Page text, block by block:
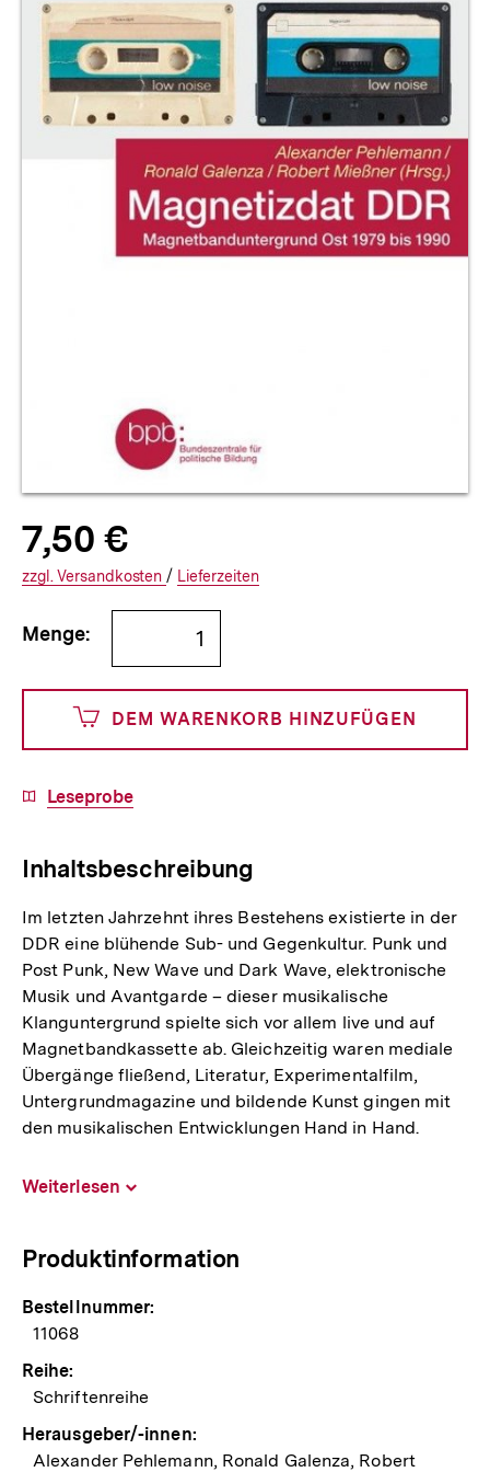
Allgemeine
Informationen
Produktpreis:
7,50 €7
€
750
Cents
zuzüglich
Versandkosten
Interner
Informationen
den
zzgl. zuzüglichen
Versandkosten/ Interner
Informationen
Lieferzeiten
Bestellmenge
angeben
Menge:
DEM WARENKORB HINZUFÜGEN
Download-
Leseprobe
Inhaltsbeschreibung
Im letzten Jahrzehnt ihres Bestehens existierte in der
DDR eine blühende Sub- und Gegenkultur. Punk und
Post Punk, New Wave und Dark Wave, elektronische
Musik und Avantgarde – dieser musikalische
Klanguntergrund spielte sich vor allem live und auf
Magnetbandkassette ab. Gleichzeitig waren mediale
Übergänge fließend, Literatur, Experimentalfilm,
Untergrundmagazine und bildende Kunst gingen mit
den musikalischen Entwicklungen Hand in Hand.
Weiterlesen
Produktinformation
Bestellnummer:
11068
Reihe:
Schriftenreihe
Herausgeber/-innen:
Alexander Pehlemann, Ronald Galenza, Robert